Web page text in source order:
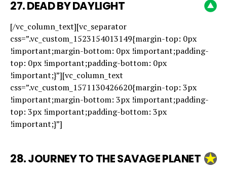
27.DEAD BY DAYLIGHT
[/vc_column_text][vc_separator
css=”.vc_custom_1523154013149{margin-top: 0px
!important;margin-bottom: 0px !important;padding-
top: 0px !important;padding-bottom: 0px
!important;}”][vc_column_text
css=”.vc_custom_1571130426620{margin-top: 3px
!important;margin-bottom: 3px !important;padding-
top: 3px !important;padding-bottom: 3px
!important;}”]
28.JOURNEY TO THE SAVAGE PLANET